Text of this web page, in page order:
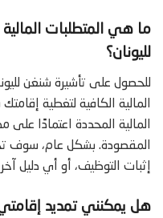
ما هي المتطلبات
لليونان؟
للحصول على تأشيرة شنغن
المالية الكافية لتغطية
المالية المحددة اعتمادًا
المقصودة. بشكل عام، سوف
إثبات التوظيف، أو أي دليل
هل يمكنني تمديد